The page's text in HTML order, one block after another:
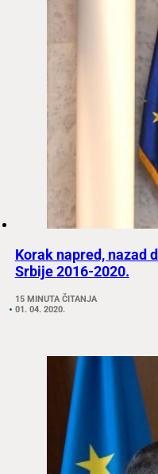
Korak napred, nazad
Srbije 2016-2020.
15 MINUTA ČITANJA
01. 04. 2020.